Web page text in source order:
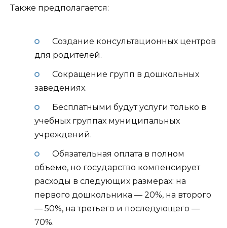
Также предполагается:
Создание консультационных центров
для родителей.
Сокращение групп в дошкольных
заведениях.
Бесплатными будут услуги только в
учебных группах муниципальных
учреждений.
Обязательная оплата в полном
объеме, но государство компенсирует
расходы в следующих размерах: на
первого дошкольника — 20%, на второго
— 50%, на третьего и последующего —
70%.